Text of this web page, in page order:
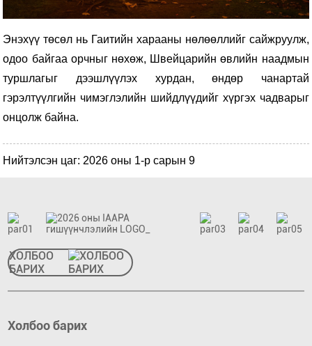
Энэхүү төсөл нь Гаитийн харааны нөлөөллийг сайжруулж,
одоо байгаа орчныг нөхөж, Швейцарийн өвлийн наадмын
туршлагыг дээшлүүлэх хурдан, өндөр чанартай
гэрэлтүүлгийн чимэглэлийн шийдлүүдийг хүргэх чадварыг
онцолж байна.
Нийтэлсэн цаг: 2026 оны 1-р сарын 9
ХОЛБОО
БАРИХ
Холбоо барих